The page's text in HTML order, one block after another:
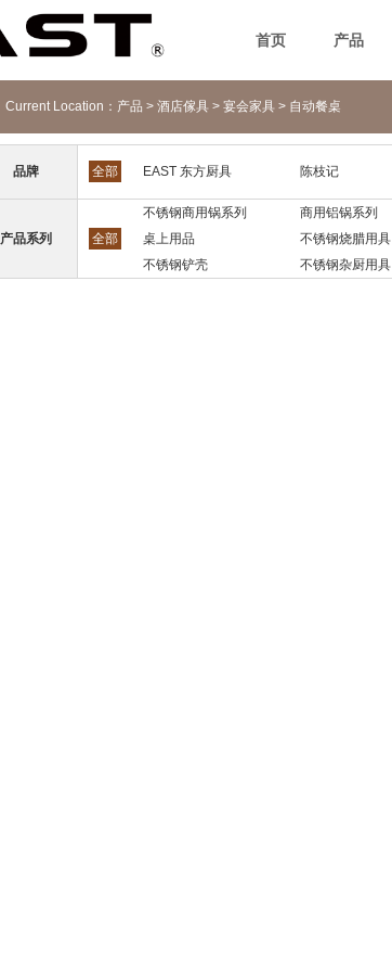
首页 产品
Current Location： 产品 > 酒店傢具 > 宴会家具 > 自动餐桌
品牌 全部 EAST 东方厨具 陈枝记
产品系列 全部
不锈钢商用锅系列 商用铝锅系列
桌上用品
不锈钢烧腊用具
不锈钢铲壳
不锈钢杂厨用具